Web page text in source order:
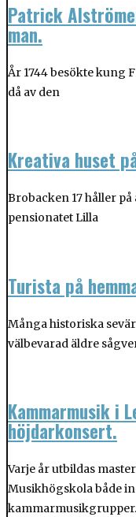
Patrick
man.
År 1744 besökte kung
då av den
Kreativa huset
Brobacken 17 håller
pensionatet Lilla
Turista på
Många historiska
välbevarad äldre
Kammarmusik i
höjdarkonsert.
Varje år utbildas
Musikhögskola både
kammarmusikgrupper.